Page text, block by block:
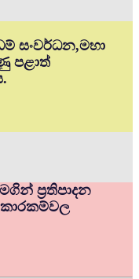
සංවර්ධන,මහා
පළාත්
ප්‍රතිපාදන